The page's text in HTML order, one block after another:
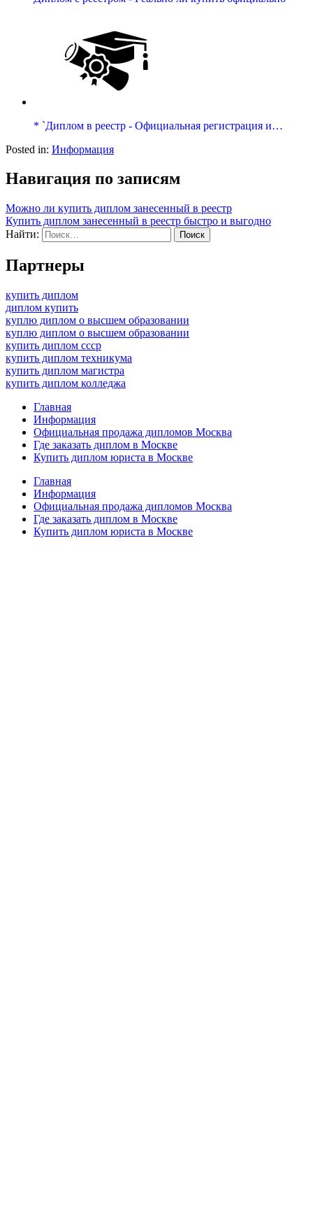
* `Диплом в реестр - Официальная регистрация и…
Posted in: Информация
Навигация по записям
Можно ли купить диплом занесенный в реестр
Купить диплом занесенный в реестр быстро и выгодно
Найти:
Партнеры
купить диплом
диплом купить
куплю диплом о высшем образовании
куплю диплом о высшем образовании
купить диплом ссср
купить диплом техникума
купить диплом магистра
купить диплом колледжа
Главная
Информация
Официальная продажа дипломов Москва
Где заказать диплом в Москве
Купить диплом юриста в Москве
Главная
Информация
Официальная продажа дипломов Москва
Где заказать диплом в Москве
Купить диплом юриста в Москве